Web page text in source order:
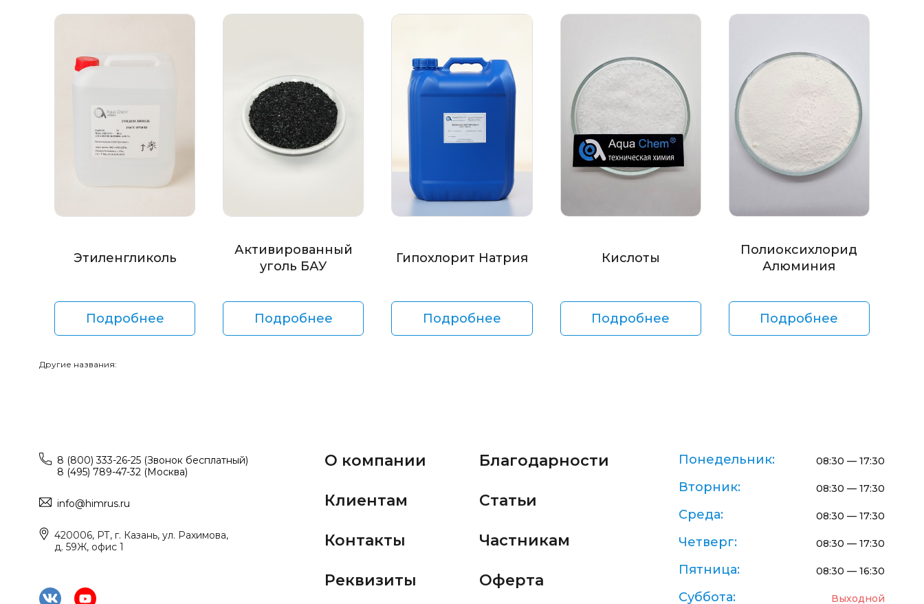
Этиленгликоль
Подробнее
Активированный
уголь БАУ
Подробнее
Гипохлорит Натрия
Подробнее
Кислоты
Подробнее
Полиоксихлорид
Алюминия
Подробнее
Другие названия:
8 (800) 333-26-25 (Звонок бесплатный)
8 (495) 789-47-32 (Москва)
info@himrus.ru
420006, РТ, г. Казань, ул. Рахимова,
д. 59Ж, офис 1
О компании
Клиентам
Контакты
Реквизиты
Благодарности
Статьи
Частникам
Оферта
Понедельник: 08:30 — 17:30
Вторник: 08:30 — 17:30
Среда: 08:30 — 17:30
Четверг: 08:30 — 17:30
Пятница: 08:30 — 16:30
Суббота: Выходной